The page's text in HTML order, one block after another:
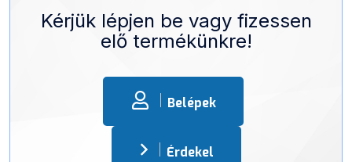
Kérjük lépjen be vagy fizessen
elő termékünkre!
Belépek
Érdekel